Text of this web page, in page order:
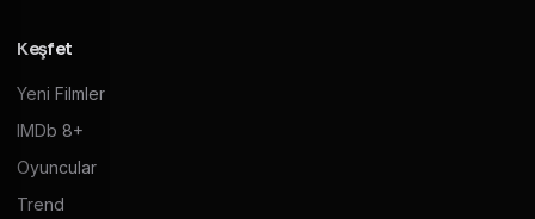
Keşfet
Yeni Filmler
IMDb 8+
Oyuncular
Trend